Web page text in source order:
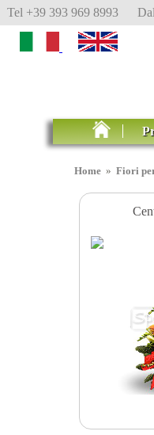
Tel +39 393 969 8993 Dal
Home »Fiori